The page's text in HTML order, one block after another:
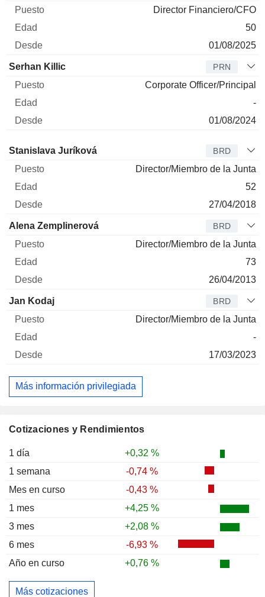
Cotizaciones y Rendimientos
1 día
+0,32 %
1 semana
-0,74 %
Mes en curso
-0,43 %
1 mes
+4,25 %
3 mes
+2,08 %
6 mes
-6,93 %
Año en curso
+0,76 %
Más cotizaciones
Director Financiero/CFO
50
01/08/2025
Serhan Killic PRN
Corporate Officer/Principal
-
01/08/2024
Administrador Puesto
Stanislava Juríková BRD
Director/Miembro de la Junta
52
27/04/2018
Alena Zemplinerová BRD
Director/Miembro de la Junta
73
26/04/2013
Jan Kodaj BRD
Director/Miembro de la Junta
-
17/03/2023
Más información privilegiada